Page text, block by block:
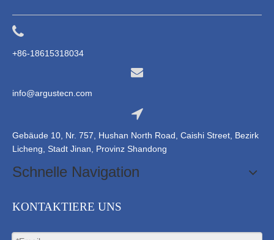
+86-18615318034
info@argustecn.com
Gebäude 10, Nr. 757, Hushan North Road, Caishi Street, Bezirk
Licheng, Stadt Jinan, Provinz Shandong
Schnelle Navigation
KONTAKTIERE UNS